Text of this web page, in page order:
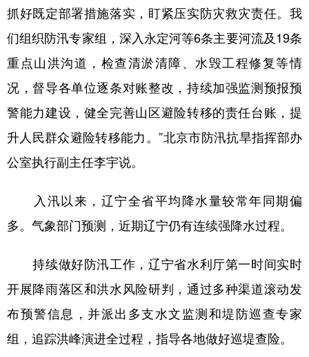
抓好既定部署措施落实，盯紧压实防灾救灾责任。我
们组织防汛专家组，深入永定河等6条主要河流及19条
重点山洪沟道，检查清淤清障、水毁工程修复等情
况，督导各单位逐条对账整改，持续加强监测预报预
警能力建设，健全完善山区避险转移的责任台账，提
升人民群众避险转移能力。”北京市防汛抗旱指挥部办
公室执行副主任李宇说。
入汛以来，辽宁全省平均降水量较常年同期偏
多。气象部门预测，近期辽宁仍有连续强降水过程。
持续做好防汛工作，辽宁省水利厅第一时间实时
开展降雨落区和洪水风险研判，通过多种渠道滚动发
布预警信息，并派出多支水文监测和堤防巡查专家
组，追踪洪峰演进全过程，指导各地做好巡堤查险。